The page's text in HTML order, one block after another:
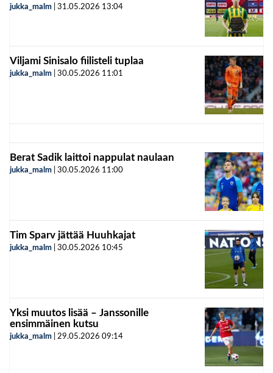
jukka_malm 31.05.2026 13:04
Viljami Sinisalo fiilisteli tuplaa
jukka_malm 30.05.2026 11:01
Berat Sadik laittoi nappulat naulaan
jukka_malm 30.05.2026 11:00
Tim Sparv jättää Huuhkajat
jukka_malm 30.05.2026 10:45
Yksi muutos lisää – Janssonille
ensimmäinen kutsu
jukka_malm 29.05.2026 09:14